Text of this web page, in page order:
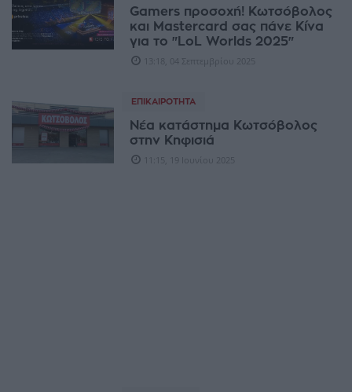
Gamers προσοχή! Κωτσόβολος
και Mastercard σας πάνε Κίνα
για το "LoL Worlds 2025"
13:18, 04 Σεπτεμβρίου 2025
ΕΠΙΚΑΙΡΌΤΗΤΑ
Νέα κατάστημα Κωτσόβολος
στην Κηφισιά
11:15, 19 Ιουνίου 2025